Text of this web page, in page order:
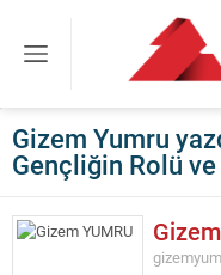
Gizem Yumru
Gençliğin Rolü